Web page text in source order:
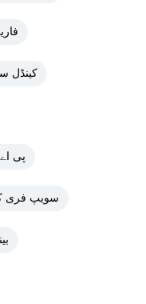
#کینڈل
#پی
# سویپ فری